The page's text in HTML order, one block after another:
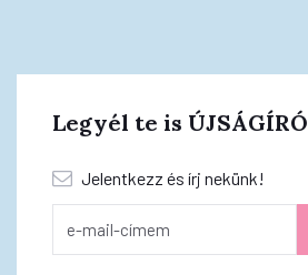
Legyél te is ÚJSÁGÍRÓ
Jelentkezz és írj nekünk!